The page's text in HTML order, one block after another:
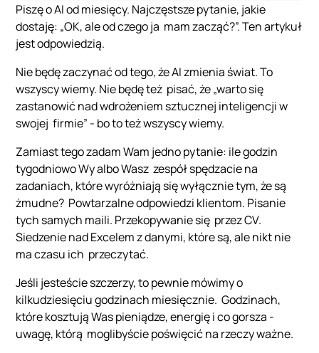
Piszę o AI od miesięcy. Najczęstsze pytanie, jakie
dostaję: „OK, ale od czego ja mam zacząć?”. Ten artykuł
jest odpowiedzią.
Nie będę zaczynać od tego, że AI zmienia świat. To
wszyscy wiemy. Nie będę też pisać, że „warto się
zastanowić nad wdrożeniem sztucznej inteligencji w
swojej firmie” - bo to też wszyscy wiemy.
Zamiast tego zadam Wam jedno pytanie: ile godzin
tygodniowo Wy albo Wasz zespół spędzacie na
zadaniach, które wyróżniają się wyłącznie tym, że są
żmudne? Powtarzalne odpowiedzi klientom. Pisanie
tych samych maili. Przekopywanie się przez CV.
Siedzenie nad Excelem z danymi, które są, ale nikt nie
ma czasu ich przeczytać.
Jeśli jesteście szczerzy, to pewnie mówimy o
kilkudziesięciu godzinach miesięcznie. Godzinach,
które kosztują Was pieniądze, energię i co gorsza -
uwagę, którą moglibyście poświęcić na rzeczy ważne.